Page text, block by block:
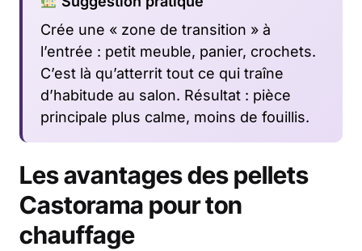
Crée une « zone de transition » à
l’entrée : petit meuble, panier, crochets.
C’est là qu’atterrit tout ce qui traîne
d’habitude au salon. Résultat : pièce
principale plus calme, moins de fouillis.
Les avantages des pellets
Castorama pour ton
chauffage